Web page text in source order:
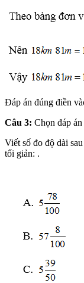
Đáp án đúng điền
Câu 3: Chọn đáp
Viết số đo độ dài
tối giản: .